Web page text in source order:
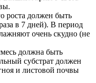
роста должен быть
в 7 дней). В период
очень скудно (не
должна быть
субстрат должен
и листовой почвы